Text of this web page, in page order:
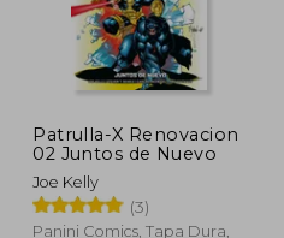
Patrulla-X Renovacion
02 Juntos de Nuevo
Joe Kelly
(3)
Panini Comics, Tapa Dura,